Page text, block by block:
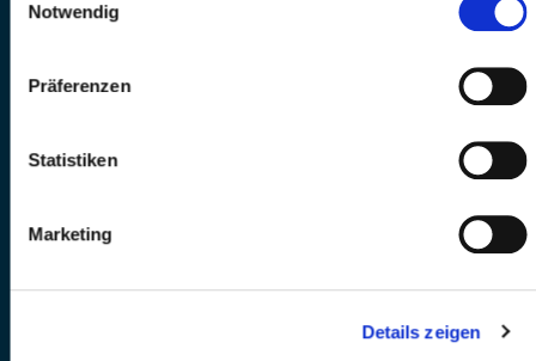
Notwendig
Präferenzen
Statistiken
Marketing
Details zeigen
MS Sports folgen